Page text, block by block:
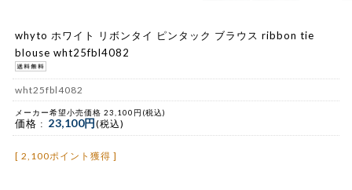
whyto ホワイト リボンタイ ピンタック ブラウス ribbon tie
blouse wht25fbl4082
wht25fbl4082
メーカー希望小売価格 23,100円(税込)
価格 : 23,100円(税込)
[ 2,100ポイント獲得 ]